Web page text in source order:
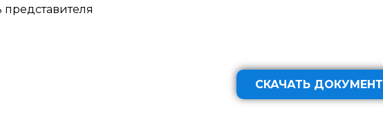
СКАЧАТЬ ДОКУМЕНТ